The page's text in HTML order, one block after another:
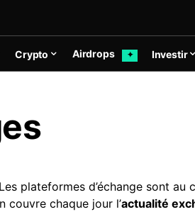
Crypto Airdrops ✦ Investir
plateformes d’échange sont au
couvre chaque jour l’actualité